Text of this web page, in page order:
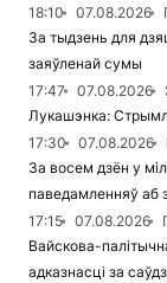
18:10
07.08.2026
За тыдзень для
заяўленай сумы
17:47
07.08.2026
Лукашэнка:
17:30
07.08.2026
За восем дзён у
паведамленняў аб
17:15
07.08.2026
Вайскова-
адказнасці за